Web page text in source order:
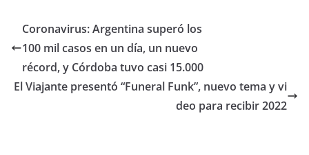
Coronavirus: Argentina superó los
100 mil casos en un día, un nuevo
récord, y Córdoba tuvo casi 15.000
El Viajante presentó “Funeral Funk”, nuevo tema y vi
deo para recibir 2022